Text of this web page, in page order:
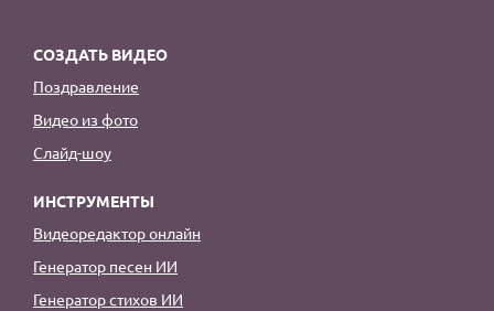
СОЗДАТЬ ВИДЕО
Поздравление
Видео из фото
Слайд-шоу
ИНСТРУМЕНТЫ
Видеоредактор онлайн
Генератор песен ИИ
Генератор стихов ИИ